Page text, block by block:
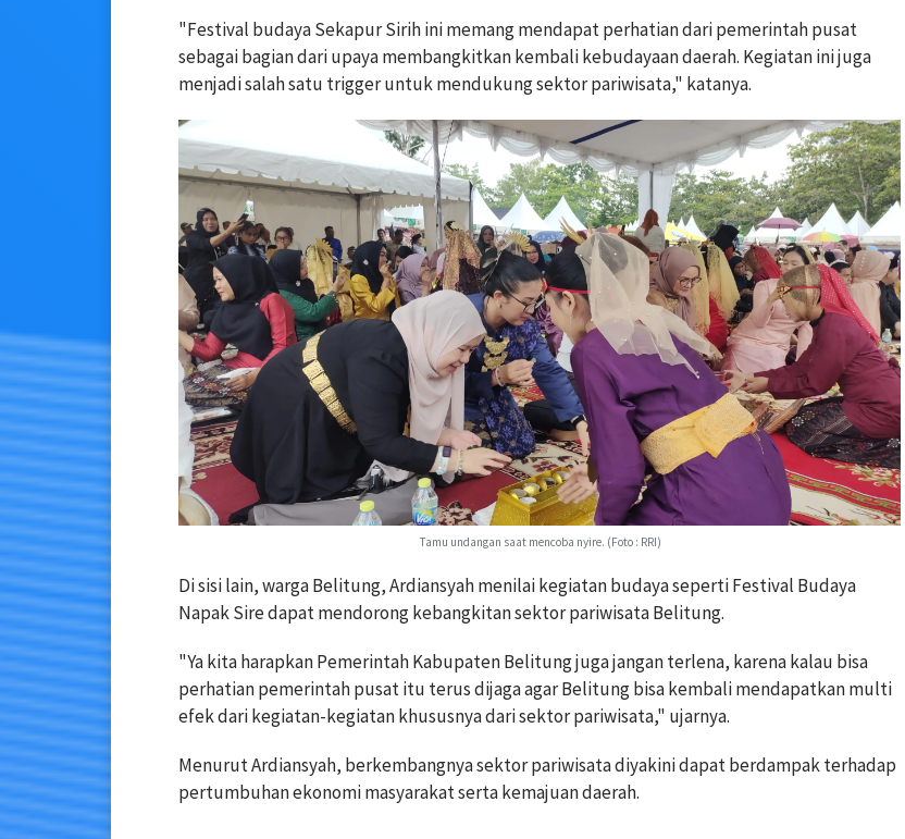
"Festival budaya Sekapur Sirih ini memang mendapat perhatian dari pemerintah pusat
sebagai bagian dari upaya membangkitkan kembali kebudayaan daerah. Kegiatan ini juga
menjadi salah satu trigger untuk mendukung sektor pariwisata," katanya.
Tamu undangan saat mencoba nyire. (Foto : RRI)
Di sisi lain, warga Belitung, Ardiansyah menilai kegiatan budaya seperti Festival Budaya
Napak Sire dapat mendorong kebangkitan sektor pariwisata Belitung.
"Ya kita harapkan Pemerintah Kabupaten Belitung juga jangan terlena, karena kalau bisa
perhatian pemerintah pusat itu terus dijaga agar Belitung bisa kembali mendapatkan multi
efek dari kegiatan-kegiatan khususnya dari sektor pariwisata," ujarnya.
Menurut Ardiansyah, berkembangnya sektor pariwisata diyakini dapat berdampak terhadap
pertumbuhan ekonomi masyarakat serta kemajuan daerah.